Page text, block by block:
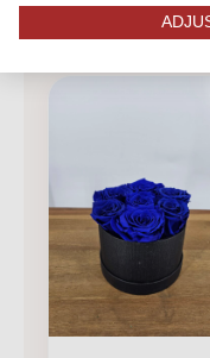
BESTELLUNG